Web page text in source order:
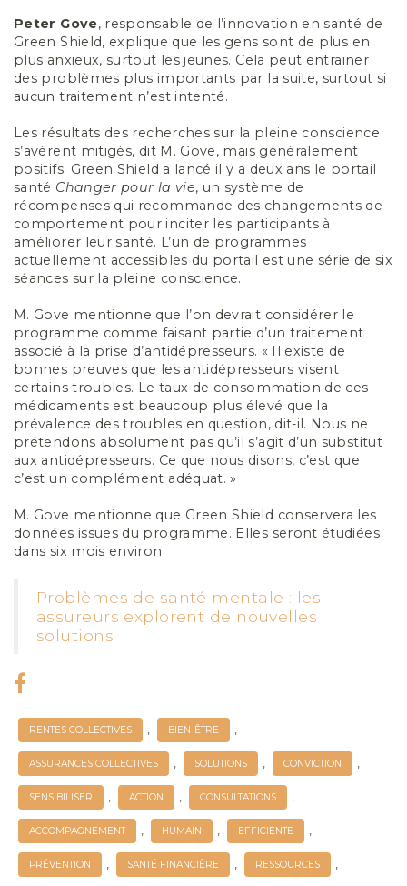
Peter Gove, responsable de l’innovation en santé de
Green Shield, explique que les gens sont de plus en
plus anxieux, surtout les jeunes. Cela peut entrainer
des problèmes plus importants par la suite, surtout si
aucun traitement n’est intenté.
Les résultats des recherches sur la pleine conscience
s’avèrent mitigés, dit M. Gove, mais généralement
positifs. Green Shield a lancé il y a deux ans le portail
santé Changer pour la vie, un système de
récompenses qui recommande des changements de
comportement pour inciter les participants à
améliorer leur santé. L’un de programmes
actuellement accessibles du portail est une série de six
séances sur la pleine conscience.
M. Gove mentionne que l’on devrait considérer le
programme comme faisant partie d’un traitement
associé à la prise d’antidépresseurs. « Il existe de
bonnes preuves que les antidépresseurs visent
certains troubles. Le taux de consommation de ces
médicaments est beaucoup plus élevé que la
prévalence des troubles en question, dit-il. Nous ne
prétendons absolument pas qu’il s’agit d’un substitut
aux antidépresseurs. Ce que nous disons, c’est que
c’est un complément adéquat. »
M. Gove mentionne que Green Shield conservera les
données issues du programme. Elles seront étudiées
dans six mois environ.
Problèmes de santé mentale : les
assureurs explorent de nouvelles
solutions
RENTES COLLECTIVES BIEN-ÊTRE
ASSURANCES COLLECTIVES SOLUTIONS CONVICTION
SENSIBILISER ACTION CONSULTATIONS
ACCOMPAGNEMENT HUMAIN EFFICIENTE
PRÉVENTION SANTÉ FINANCIÈRE RESSOURCES